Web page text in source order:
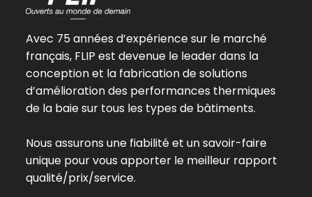
Avec 75 années d’expérience sur le marché
français, FLIP est devenue le leader dans la
conception et la fabrication de solutions
d’amélioration des performances thermiques
de la baie sur tous les types de bâtiments.
Nous assurons une fiabilité et un savoir-faire
unique pour vous apporter le meilleur rapport
qualité/prix/service.